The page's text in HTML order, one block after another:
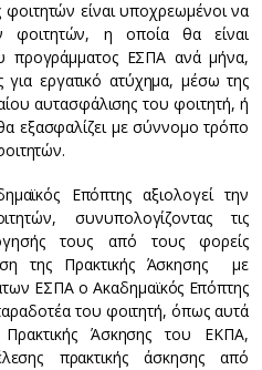
είναι υποχρεωμένοι να
φοιτητών, η οποία θα είναι
προγράμματος ΕΣΠΑ ανά μήνα,
εργατικό ατύχημα, μέσω της
αυτασφάλισης του φοιτητή, ή
εξασφαλίζει με σύννομο τρόπο
Επόπτης αξιολογεί την
συνυπολογίζοντας τις
τους από τους φορείς
της Πρακτικής Άσκησης με
ΕΣΠΑ ο Ακαδημαϊκός Επόπτης
του φοιτητή, όπως αυτά
Άσκησης του ΕΚΠΑ,
πρακτικής άσκησης από